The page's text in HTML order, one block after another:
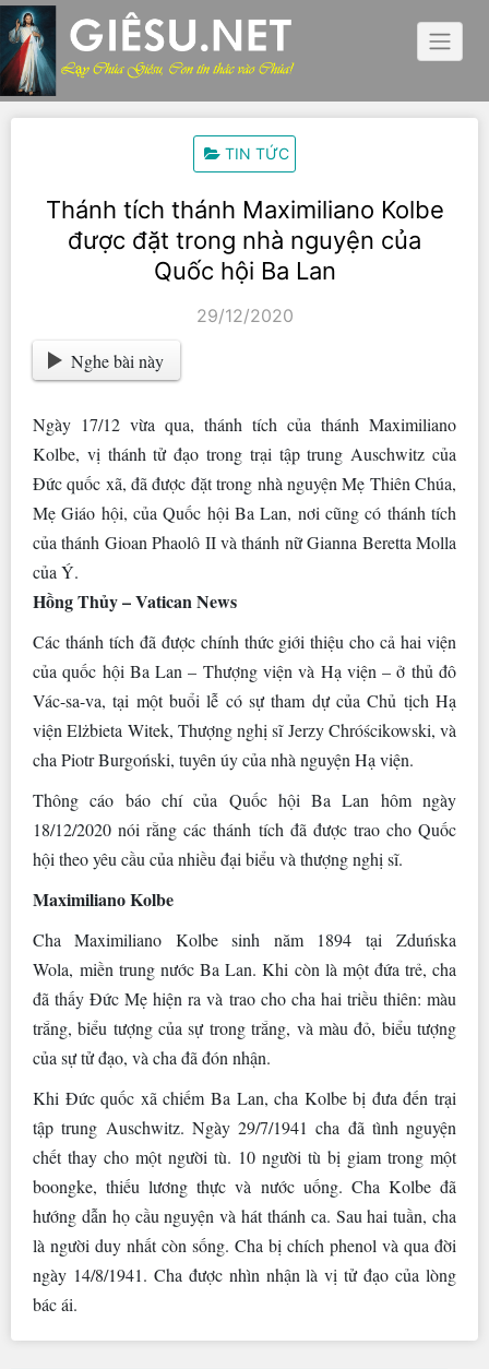
Skip
to
content
TIN TỨC
Thánh tích thánh Maximiliano Kolbe
được đặt trong nhà nguyện của
Quốc hội Ba Lan
29/12/2020
Nghe bài này
Ngày 17/12 vừa qua, thánh tích của thánh Maximiliano
Kolbe, vị thánh tử đạo trong trại tập trung Auschwitz của
Đức quốc xã, đã được đặt trong nhà nguyện Mẹ Thiên Chúa,
Mẹ Giáo hội, của Quốc hội Ba Lan, nơi cũng có thánh tích
của thánh Gioan Phaolô II và thánh nữ Gianna Beretta Molla
của Ý.
Hồng Thủy – Vatican News
Các thánh tích đã được chính thức giới thiệu cho cả hai viện
của quốc hội Ba Lan – Thượng viện và Hạ viện – ở thủ đô
Vác-sa-va, tại một buổi lễ có sự tham dự của Chủ tịch Hạ
viện Elżbieta Witek, Thượng nghị sĩ Jerzy Chróścikowski, và
cha Piotr Burgoński, tuyên úy của nhà nguyện Hạ viện.
Thông cáo báo chí của Quốc hội Ba Lan hôm ngày
18/12/2020 nói rằng các thánh tích đã được trao cho Quốc
hội theo yêu cầu của nhiều đại biểu và thượng nghị sĩ.
Maximiliano Kolbe
Cha Maximiliano Kolbe sinh năm 1894 tại Zduńska
Wola, miền trung nước Ba Lan. Khi còn là một đứa trẻ, cha
đã thấy Đức Mẹ hiện ra và trao cho cha hai triều thiên: màu
trắng, biểu tượng của sự trong trắng, và màu đỏ, biểu tượng
của sự tử đạo, và cha đã đón nhận.
Khi Đức quốc xã chiếm Ba Lan, cha Kolbe bị đưa đến trại
tập trung Auschwitz. Ngày 29/7/1941 cha đã tình nguyện
chết thay cho một người tù. 10 người tù bị giam trong một
boongke, thiếu lương thực và nước uống. Cha Kolbe đã
hướng dẫn họ cầu nguyện và hát thánh ca. Sau hai tuần, cha
là người duy nhất còn sống. Cha bị chích phenol và qua đời
ngày 14/8/1941. Cha được nhìn nhận là vị tử đạo của lòng
bác ái.